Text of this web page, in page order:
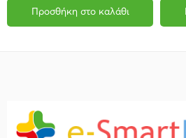
Προσθήκη στο καλάθι